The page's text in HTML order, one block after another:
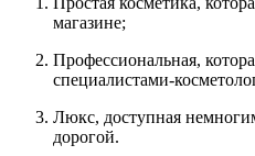
магазине;
Профессиональная,
специалистами-
Люкс, доступная
дорогой.